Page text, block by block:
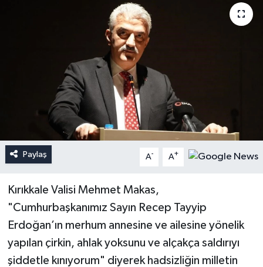
Paylaş A- A+
Kırıkkale Valisi Mehmet Makas,
"Cumhurbaşkanımız Sayın Recep Tayyip
Erdoğan’ın merhum annesine ve ailesine yönelik
yapılan çirkin, ahlak yoksunu ve alçakça saldırıyı
şiddetle kınıyorum" diyerek hadsizliğin milletin